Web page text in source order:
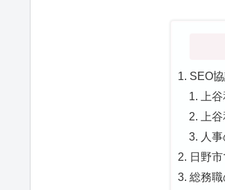
SEO
上
上
人
日野
総務職